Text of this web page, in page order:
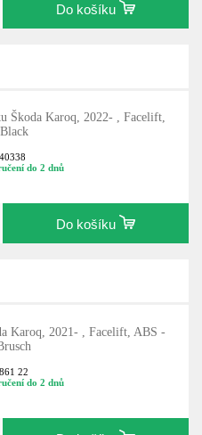
Do košíku
Škoda Karoq, 2022- , Facelift,
do 2 dnů
Do košíku
Karoq, 2021- , Facelift, ABS -
22
do 2 dnů